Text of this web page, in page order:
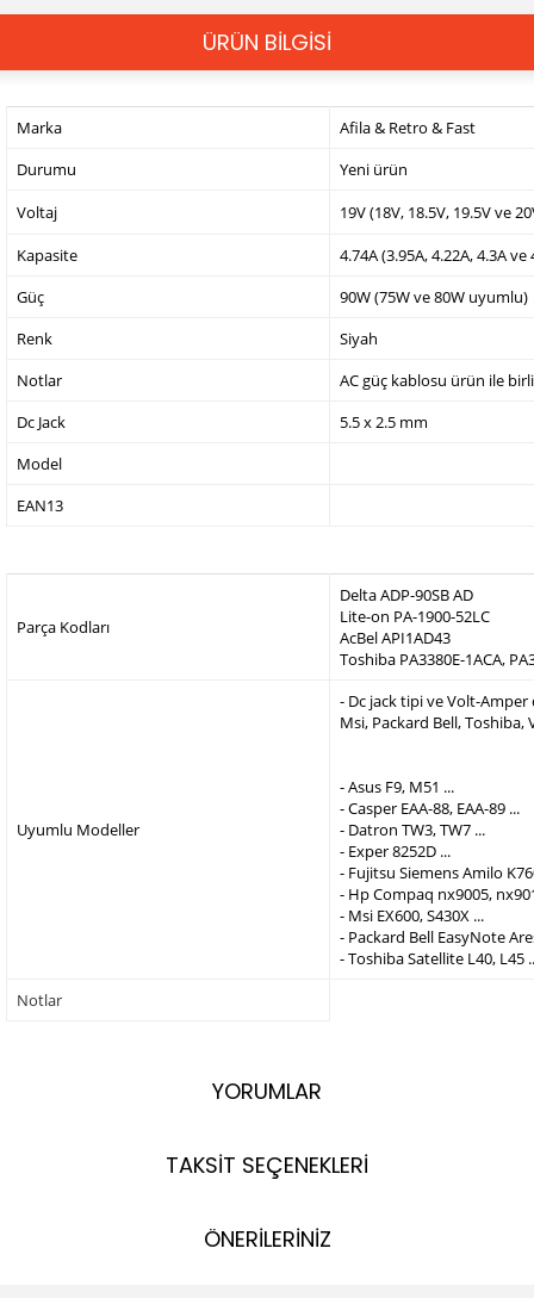
ÜRÜN BİLGİSİ
Marka
Afila & Retro & Fast
Durumu
Yeni ürün
Voltaj
19V (18V, 18.5V, 19.5V ve
Kapasite
4.74A (3.95A, 4.22A, 4.3A
Güç
90W (75W ve 80W uyumlu)
Renk
Siyah
Notlar
AC güç kablosu ürün ile
Dc Jack
5.5 x 2.5 mm
Model
EAN13
Parça Kodları
Delta ADP-90SB AD
Lite-on PA-1900-52LC
AcBel API1AD43
Toshiba PA3380E-1ACA,
Uyumlu Modeller
- Dc jack tipi ve Volt-
Msi, Packard Bell,
- Asus F9, M51 ...
- Casper EAA-88, EAA-89 ...
- Datron TW3, TW7 ...
- Exper 8252D ...
- Fujitsu Siemens Amilo
- Hp Compaq nx9005,
- Msi EX600, S430X ...
- Packard Bell EasyNote
- Toshiba Satellite L40, L45
Notlar
YORUMLAR
TAKSİT SEÇENEKLERİ
ÖNERİLERİNİZ